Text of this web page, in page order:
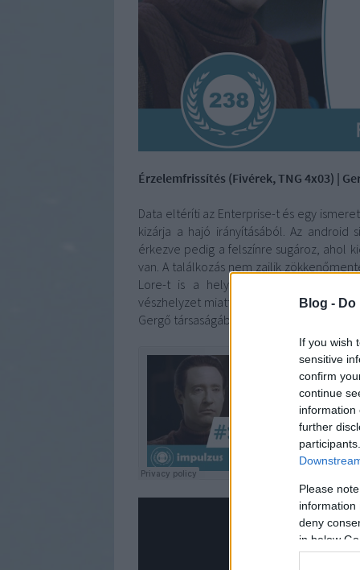
Blog -
If you wish
sensitive
confirm
continue
information
further
Please
information
deny
in below
Érzelemfrissítés (Fivérek, TNG 4x03) |
Data eltéríti az Enterprise-t és egy
kizárja a hajó irányításából. Az
érkezve pedig a felszínre sugároz, ahol
van. A találkozás nem zajlik
Lore-t is a helyszínre csalja,
vészhelyzet miatt sürgősen el kéne
Gergő társaságában beszélgetünk.